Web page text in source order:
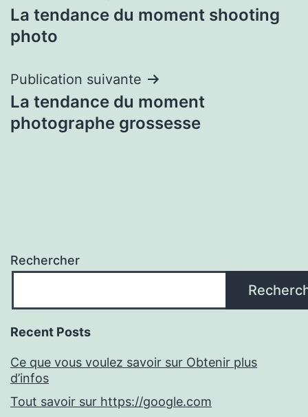
de
La tendance du moment shooting
photo
Publication suivante
La tendance du moment
photographe grossesse
Rechercher
Recent Posts
Ce que vous voulez savoir sur Obtenir plus
d’infos
Tout savoir sur https://google.com